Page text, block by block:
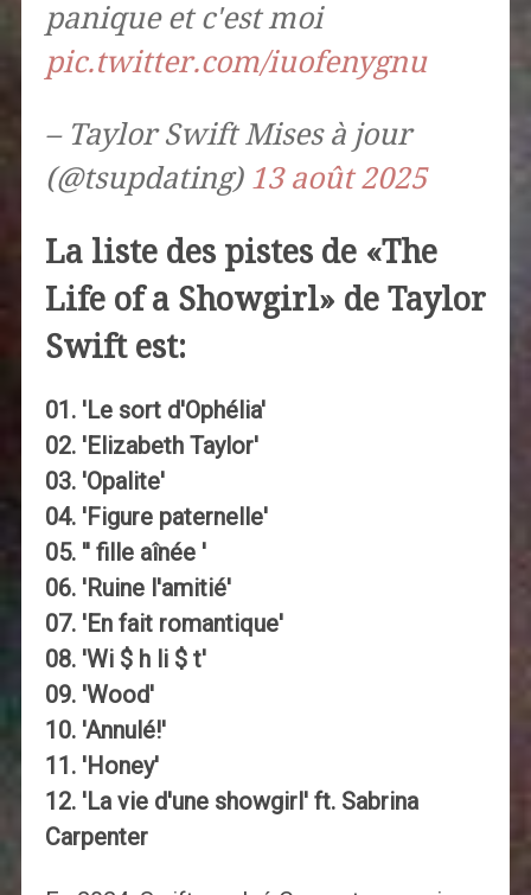
panique et c'est moi
pic.twitter.com/iuofenygnu
– Taylor Swift Mises à jour
(@tsupdating) 13 août 2025
La liste des pistes de «The
Life of a Showgirl» de Taylor
Swift est:
01. 'Le sort d'Ophélia'
02. 'Elizabeth Taylor'
03. 'Opalite'
04. 'Figure paternelle'
05. '' fille aînée '
06. 'Ruine l'amitié'
07. 'En fait romantique'
08. 'Wi $ h li $ t'
09. 'Wood'
10. 'Annulé!'
11. 'Honey'
12. 'La vie d'une showgirl' ft. Sabrina
Carpenter